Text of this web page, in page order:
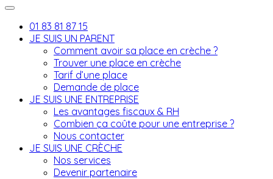
01 83 81 87 15
JE SUIS UN PARENT
Comment avoir sa place en crèche ?
Trouver une place en crèche
Tarif d’une place
Demande de place
JE SUIS UNE ENTREPRISE
Les avantages fiscaux & RH
Combien ça coûte pour une entreprise ?
Nous contacter
JE SUIS UNE CRÈCHE
Nos services
Devenir partenaire